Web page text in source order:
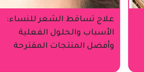
علاج تساقط الشعر للنساء:
الأسباب والحلول الفعلية
وأفضل المنتجات المقترحة